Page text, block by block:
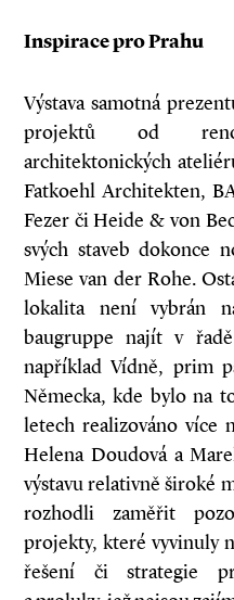
Inspirace pro Prahu
Výstava samotná
projektů od
architektonických
Fatkoehl Architekten,
Fezer či Heide & von
svých staveb dokonce
Miese van der Rohe.
lokalita není vybrán
baugruppe najít v
například Vídně, prim
Německa, kde bylo na
letech realizováno více
Helena Doudová a
výstavu relativně široké
rozhodli zaměřit
projekty, které vyvinuly
řešení či strategie